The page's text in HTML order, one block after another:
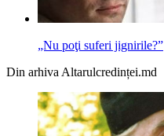
„Nu poţi suferi jignirile?”
Din arhiva Altarulcredinței.md